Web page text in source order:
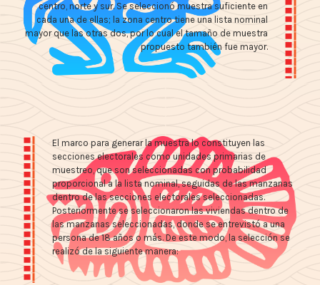
centro, norte y sur. Se seleccionó muestra suficiente en
cada una de ellas; la zona centro tiene una lista nominal
mayor que las otras dos, por lo cual el tamaño de muestra
propuesto también fue mayor.
El marco para generar la muestra lo constituyen las
secciones electorales como unidades primarias de
muestreo, que son seleccionadas con probabilidad
proporcional a la lista nominal, seguidas de las manzanas
dentro de las secciones electorales seleccionadas.
Posteriormente se seleccionaron las viviendas dentro de
las manzanas seleccionadas, donde se entrevistó a una
persona de 18 años o más. De este modo, la selección se
realizó de la siguiente manera: